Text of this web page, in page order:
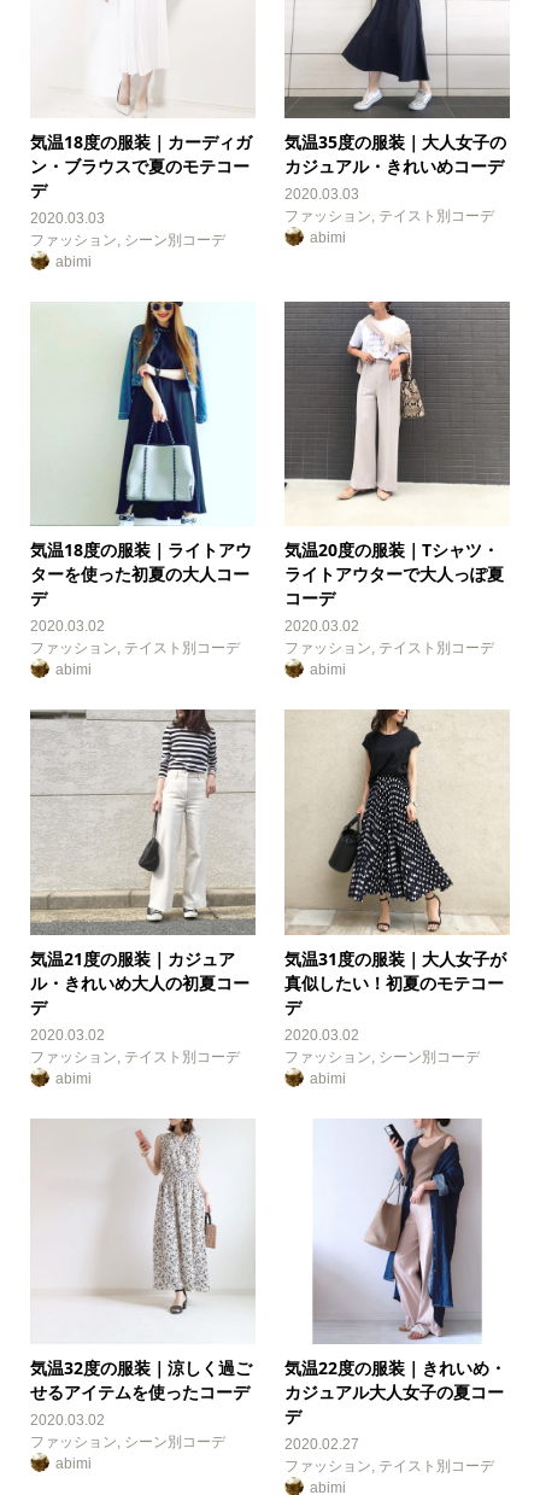
気温18度の服装｜カーディガ
ン・ブラウスで夏のモテコー
デ
2020.03.03
ファッション シーン別コーデ
abimi
気温35度の服装｜大人女子の
カジュアル・きれいめコーデ
2020.03.03
ファッション テイスト別コーデ
abimi
気温18度の服装｜ライトアウ
ターを使った初夏の大人コー
デ
2020.03.02
ファッション, テイスト別コーデ
abimi
気温20度の服装｜Tシャツ・
ライトアウターで大人っぽ夏
コーデ
2020.03.02
ファッション, テイスト別コーデ
abimi
気温21度の服装｜カジュア
ル・きれいめ大人の初夏コー
デ
2020.03.02
ファッション, テイスト別コーデ
abimi
気温31度の服装｜大人女子が
真似したい！初夏のモテコー
デ
2020.03.02
ファッション, シーン別コーデ
abimi
気温32度の服装｜涼しく過ご
せるアイテムを使ったコーデ
2020.03.02
ファッション シーン別コーデ
abimi
気温22度の服装｜きれいめ・
カジュアル大人女子の夏コー
デ
2020.02.27
ファッション テイスト別コーデ
abimi